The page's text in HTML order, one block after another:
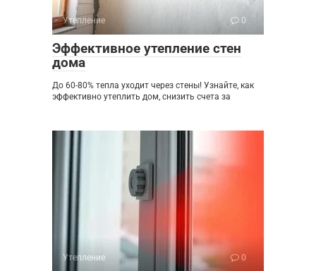
Утепление 0
Эффективное утепление стен
дома
До 60-80% тепла уходит через стены! Узнайте, как
эффективно утеплить дом, снизить счета за
Утепление 0